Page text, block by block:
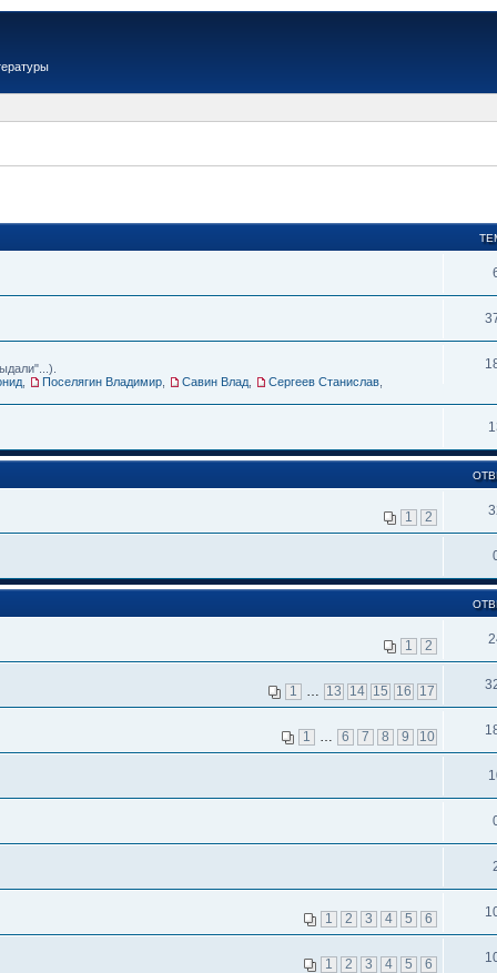
Поселягин Владимир Савин Влад Сергеев Станислав
1 2
1 2
1 … 13 14 15 16 17
1 … 6 7 8 9 10
1 2 3 4 5 6
1 2 3 4 5 6